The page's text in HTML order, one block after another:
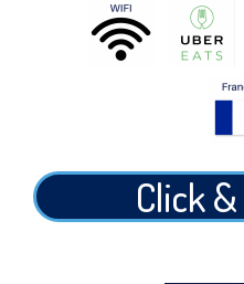
Click